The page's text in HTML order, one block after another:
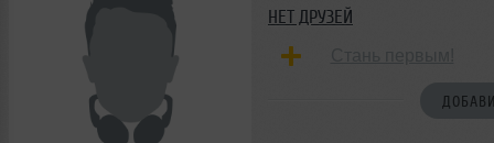
НЕТ ДРУЗЕЙ